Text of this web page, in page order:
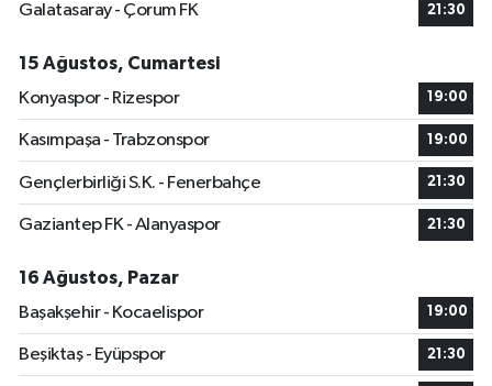
Galatasaray - Çorum FK
21:30
15 Ağustos, Cumartesi
Konyaspor - Rizespor
19:00
Kasımpaşa - Trabzonspor 19:00
Gençlerbirliği S.K. - Fenerbahçe 21:30
Gaziantep FK - Alanyaspor 21:30
16 Ağustos, Pazar
Başakşehir - Kocaelispor
19:00
Beşiktaş - Eyüpspor 21:30